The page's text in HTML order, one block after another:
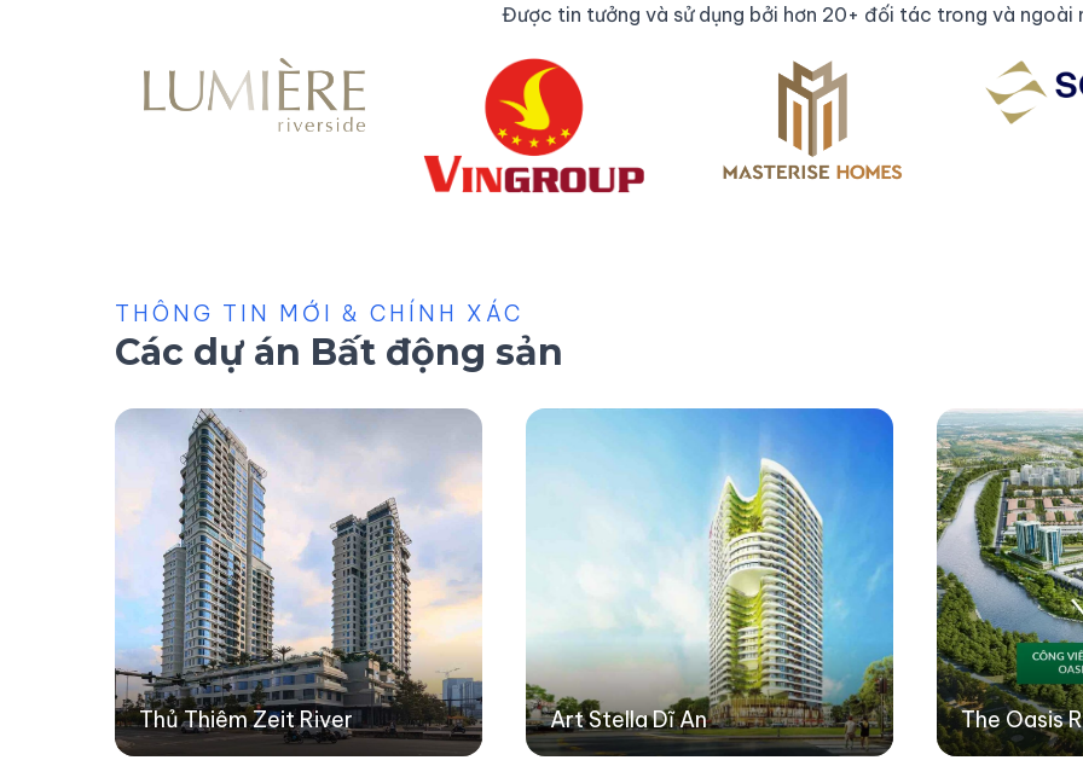
Được tin tưởng và sử dụng bởi hơn 20+ đối tác trong và ngoài
THÔNG TIN MỚI & CHÍNH XÁC
Các dự án Bất động sản
Thủ Thiêm Zeit River Art Stella Dĩ An The Oasis